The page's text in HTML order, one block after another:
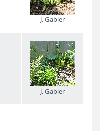
J. Gabler
J. Gabler